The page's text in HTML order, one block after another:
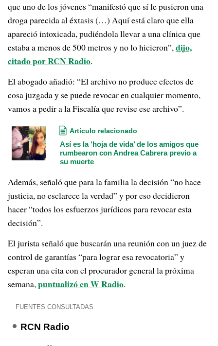
que uno de los jóvenes “manifestó que sí le pusieron una
droga parecida al éxtasis (…) Aquí está claro que ella
apareció intoxicada, pudiéndola llevar a una clínica que
estaba a menos de 500 metros y no lo hicieron”,dijo,
citado por RCN Radio.
El abogado añadió: “El archivo no produce efectos de
cosa juzgada y se puede revocar en cualquier momento,
vamos a pedir a la Fiscalía que revise ese archivo”.
Artículo relacionado
Así es la ‘hoja de vida’ de los amigos que
rumbearon con Andrea Cabrera previo a
su muerte
Además, señaló que para la familia la decisión “no hace
justicia, no esclarece la verdad” y por eso decidieron
hacer “todos los esfuerzos jurídicos para revocar esta
decisión”.
El jurista señaló que buscarán una reunión con un juez de
control de garantías “para lograr esa revocatoria” y
esperan una cita con el procurador general la próxima
semana,puntualizó en W Radio.
FUENTES CONSULTADAS
RCN Radio